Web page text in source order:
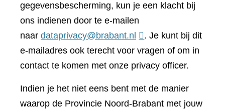
gegevensbescherming, kun je een klacht bij
ons indienen door te e-mailen
naar dataprivacy@brabant.nl
. Je kunt bij dit
e-mailadres ook terecht voor vragen of om in
contact te komen met onze privacy officer.
Indien je het niet eens bent met de manier
waarop de Provincie Noord-Brabant met jouw